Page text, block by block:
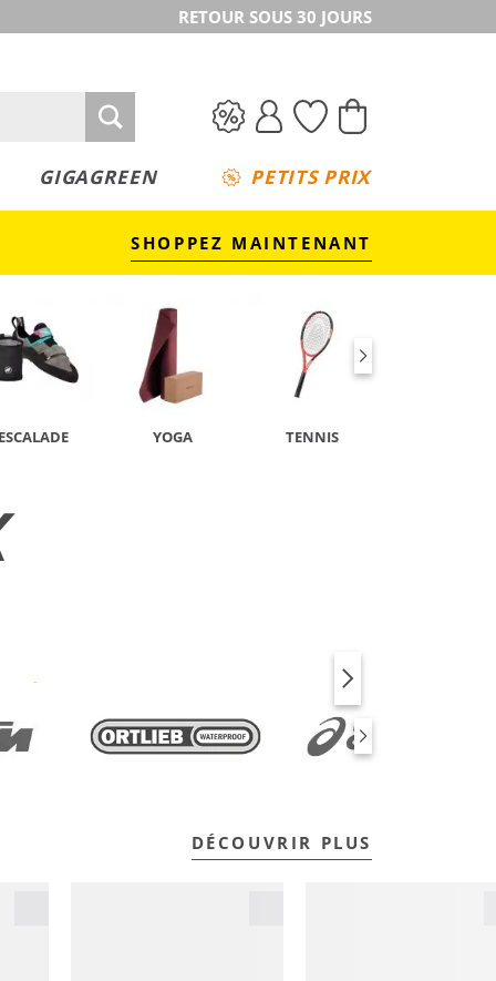
RETOUR SOUS 30 JOURS
GIGAGREEN PETITS PRIX
SHOPPEZ MAINTENANT
YOGA TENNIS
VÉLO
DÉCOUVRIR PLUS